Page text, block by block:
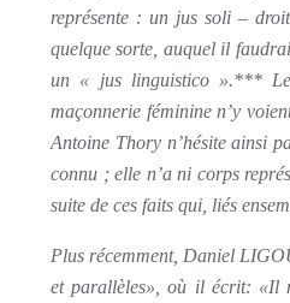
représente : un jus soli –
quelque sorte, auquel il
un « jus linguistico ».***
maçonnerie féminine n’y
Antoine Thory n’hésite ainsi
connu ; elle n’a ni corps
suite de ces faits qui, liés
Plus récemment, Daniel
et parallèles», où il écrit: «Il